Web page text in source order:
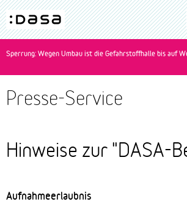
Zur
Navigation
springen
Zum
Inhalt
springen
Zur
Suche
springen
DASA
-
Startseite
wechseln
Sperrung: Wegen Umbau ist die Gefahrstoffhalle bis auf
Presse-Service
Hinweise zur "DASA-
Hinweise
Aufnahmeerlaubnis